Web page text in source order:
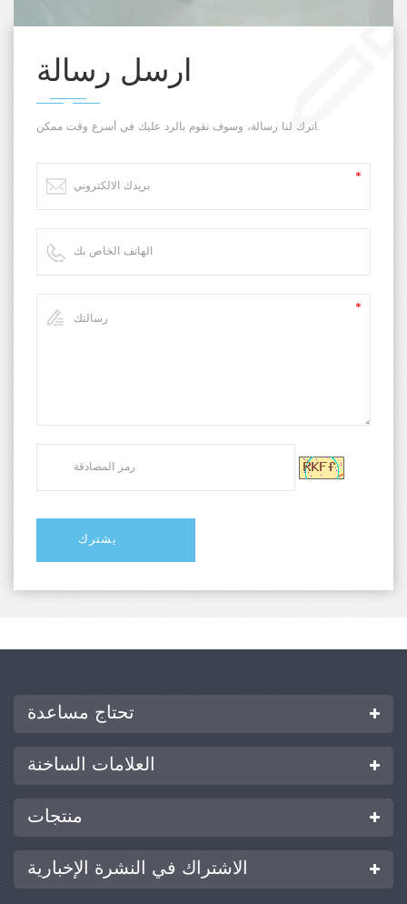
ارسل رسالة
اترك لنا رسالة، وسوف نقوم بالرد عليك في أسرع وقت ممكن.
تحتاج مساعدة
العلامات الساخنة
منتجات
الاشتراك في النشرة الإخبارية